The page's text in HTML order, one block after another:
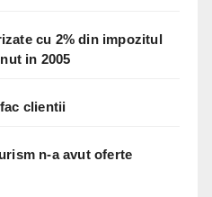
cu 2% din impozitul
in 2005
clientii
n-a avut oferte